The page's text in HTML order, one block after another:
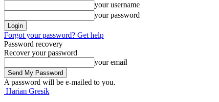
your username
your password
Forgot your password? Get help
Password recovery
Recover your password
your email
A password will be e-mailed to you.
Harian Gresik